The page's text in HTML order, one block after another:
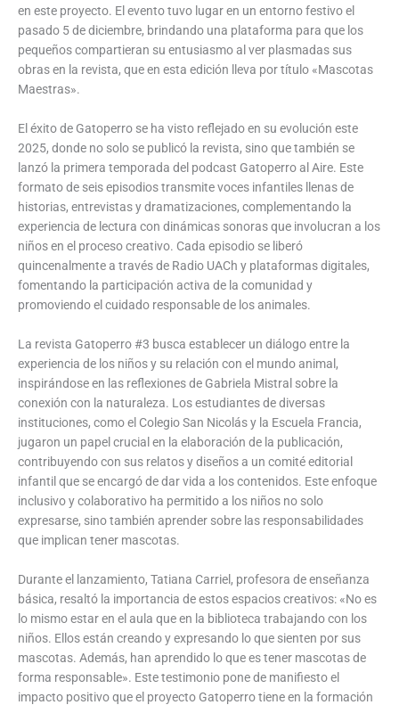
en este proyecto. El evento tuvo lugar en un entorno festivo el
pasado 5 de diciembre, brindando una plataforma para que los
pequeños compartieran su entusiasmo al ver plasmadas sus
obras en la revista, que en esta edición lleva por título «Mascotas
Maestras».
El éxito de Gatoperro se ha visto reflejado en su evolución este
2025, donde no solo se publicó la revista, sino que también se
lanzó la primera temporada del podcast Gatoperro al Aire. Este
formato de seis episodios transmite voces infantiles llenas de
historias, entrevistas y dramatizaciones, complementando la
experiencia de lectura con dinámicas sonoras que involucran a los
niños en el proceso creativo. Cada episodio se liberó
quincenalmente a través de Radio UACh y plataformas digitales,
fomentando la participación activa de la comunidad y
promoviendo el cuidado responsable de los animales.
La revista Gatoperro #3 busca establecer un diálogo entre la
experiencia de los niños y su relación con el mundo animal,
inspirándose en las reflexiones de Gabriela Mistral sobre la
conexión con la naturaleza. Los estudiantes de diversas
instituciones, como el Colegio San Nicolás y la Escuela Francia,
jugaron un papel crucial en la elaboración de la publicación,
contribuyendo con sus relatos y diseños a un comité editorial
infantil que se encargó de dar vida a los contenidos. Este enfoque
inclusivo y colaborativo ha permitido a los niños no solo
expresarse, sino también aprender sobre las responsabilidades
que implican tener mascotas.
Durante el lanzamiento, Tatiana Carriel, profesora de enseñanza
básica, resaltó la importancia de estos espacios creativos: «No es
lo mismo estar en el aula que en la biblioteca trabajando con los
niños. Ellos están creando y expresando lo que sienten por sus
mascotas. Además, han aprendido lo que es tener mascotas de
forma responsable». Este testimonio pone de manifiesto el
impacto positivo que el proyecto Gatoperro tiene en la formación